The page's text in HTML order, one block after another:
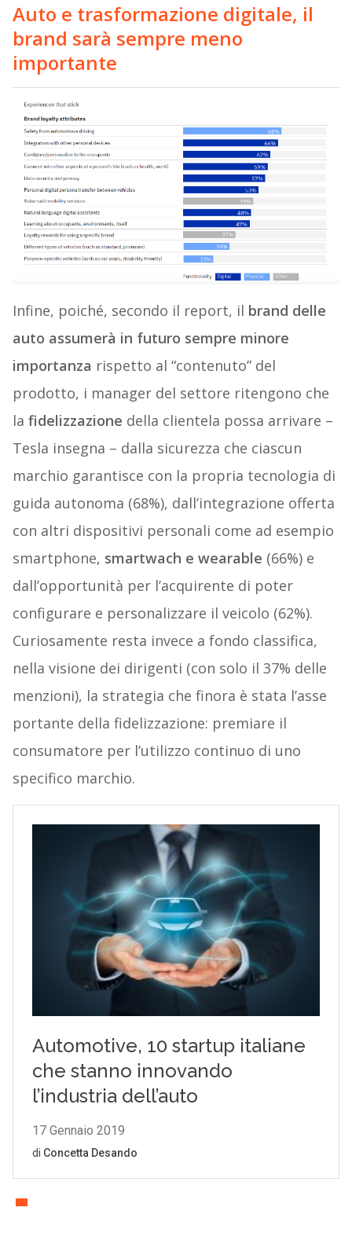
Auto e trasformazione digitale, il
brand sarà sempre meno
importante
Infine, poiché, secondo il report, il brand delle
auto assumerà in futuro sempre minore
importanza rispetto al “contenuto” del
prodotto, i manager del settore ritengono che
la fidelizzazione della clientela possa arrivare –
Tesla insegna – dalla sicurezza che ciascun
marchio garantisce con la propria tecnologia di
guida autonoma (68%), dall’integrazione offerta
con altri dispositivi personali come ad esempio
smartphone, smartwach e wearable (66%) e
dall’opportunità per l’acquirente di poter
configurare e personalizzare il veicolo (62%).
Curiosamente resta invece a fondo classifica,
nella visione dei dirigenti (con solo il 37% delle
menzioni), la strategia che finora è stata l’asse
portante della fidelizzazione: premiare il
consumatore per l’utilizzo continuo di uno
specifico marchio.